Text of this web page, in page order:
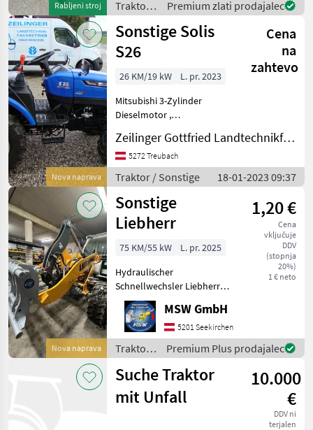
Rabljeni stroj
Scheinwerfer wie auf den B
Traktor /
Sonstige
Premium zlati prodajalec
Nova naprava
Sonstige Solis
S26
Cena
na
zahtevo
26 KM/19 kW
L. pr. 2023
Mitsubishi 3-Zylinder
Dieselmotor ,
Motorraum, Ableitung nach
unten, Getriebe: 9 Vorwärts-
+ 9 Rückwärtsgänge,
Antrieb: 4 WD (Allrad
zuschaltbar), Ac
Zeilinger Gottfried Landtechnikfachbetrieb
5272 Treubach
Traktor / Sonstige 18-01-2023 09:37
Nova naprava
Sonstige
Liebherr
1,20 €
Cena
vključuje
DDV
(stopnja
20%)
1 € neto
75 KM/55 kW
L. pr. 2025
Hydraulischer
Schnellwechsler Liebherr
5xx Umweltfreundlich da
keine Ölverluste mehr beim
Kuppelvorgang.
Zeitsparend und erhöhte
Arbeitssicherheit da kein
verlasse
MSW GmbH
5201 Seekirchen
Traktor /
Sonstige
Premium Plus prodajalec
Suche Traktor
mit Unfall
10.000
€
DDV ni
terjalen